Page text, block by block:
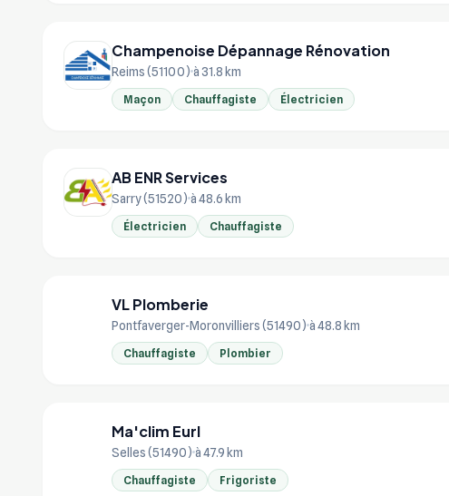
Champenoise Dépannage Rénovation
Reims (51100) à 31.8 km
Maçon Chauffagiste Électricien
AB ENR Services
Sarry (51520) à 48.6 km
Électricien Chauffagiste
VL Plomberie
Pontfaverger-Moronvilliers (51490) à 48.8 km
Chauffagiste Plombier
Ma'clim Eurl
Selles (51490) à 47.9 km
Chauffagiste Frigoriste